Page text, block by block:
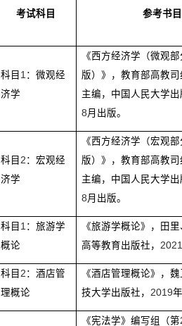
考试科目 参考书目
科目 1 ：微观经
济学
《西方经济学（微观部
版）》，教育部高教
主编，中国人民大学出
8 月出版。
科目 2 ：宏观经
济学
《西方经济学（宏观部
版）》，教育部高教
主编，中国人民大学出
8 月出版。
科目 1 ：旅游学
概论
《旅游学概论》，田
高等教育出版社， 2021
科目 2 ：酒店管
理概论
《酒店管理概论》，
技大学出版社， 2019年
《宪法学》编写组（第